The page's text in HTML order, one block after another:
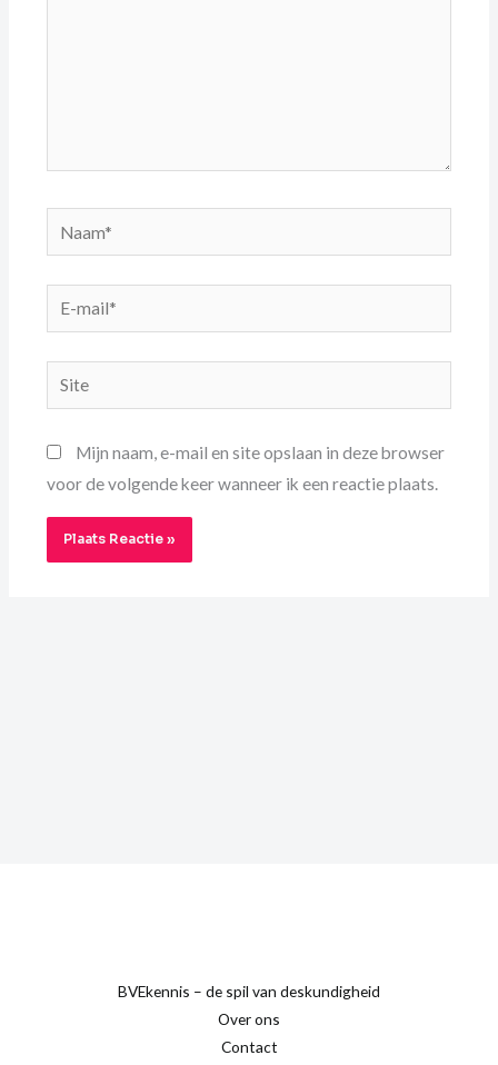
Naam*
E-
mail*
Site
Mijn naam, e-mail en site opslaan in deze browser
voor de volgende keer wanneer ik een reactie plaats.
BVEkennis – de spil van deskundigheid
Over ons
Contact